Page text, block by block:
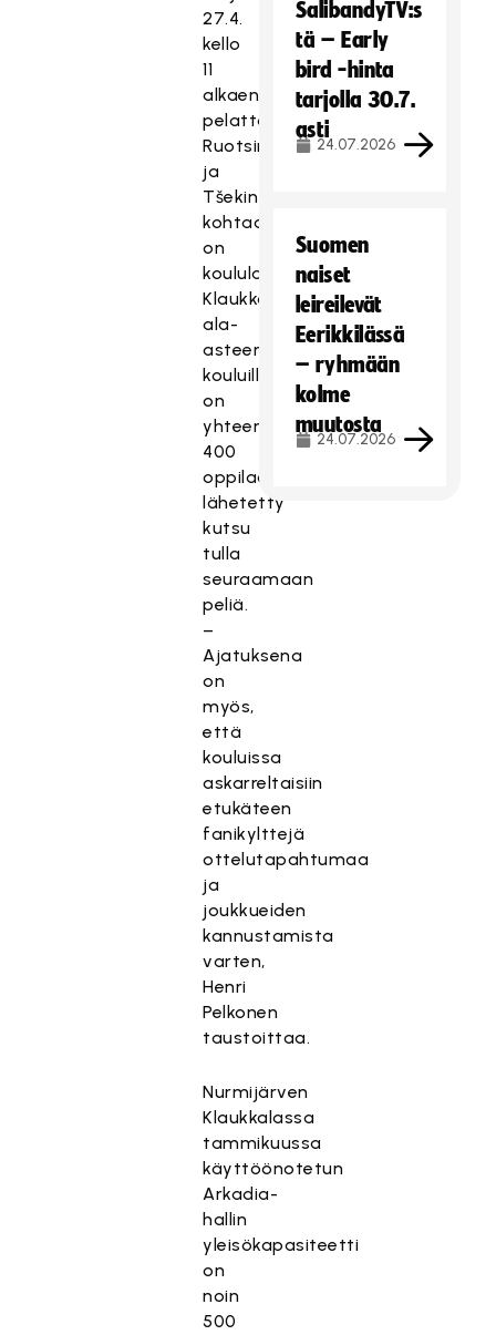
27.4.
kello
11
alkaen
pelattava
Ruotsin
ja
Tšekin
kohtaaminen
on
koululaisottelu.
Klaukkalan
ala-
asteen
kouluille
on
yhteensä
400
oppilaalle
lähetetty
kutsu
tulla
seuraamaan
peliä.
–
Ajatuksena
on
myös,
että
kouluissa
askarreltaisiin
etukäteen
fanikylttejä
ottelutapahtumaa
ja
joukkueiden
kannustamista
varten,
Henri
Pelkonen
taustoittaa.
Nurmijärven
Klaukkalassa
tammikuussa
käyttöönotetun
Arkadia-
hallin
yleisökapasiteetti
on
noin
500
SalibandyTV:s
tä – Early
bird -hinta
tarjolla 30.7.
asti
24.07.2026
Suomen
naiset
leireilevät
Eerikkilässä
– ryhmään
kolme
muutosta
24.07.2026